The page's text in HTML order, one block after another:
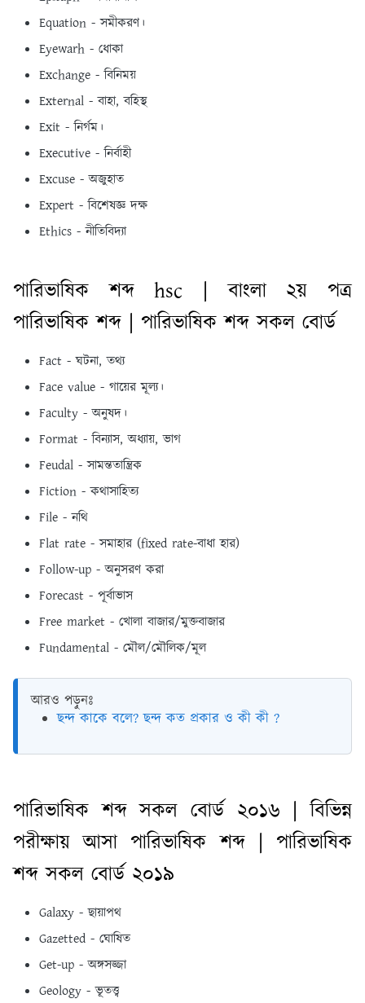
Equation - সমীকরণ।
Eyewarh - ধোকা
Exchange - বিনিময়
External - বাহা, বহিস্থ
Exit - নির্গম।
Executive - নির্বাহী
Excuse - অজুহাত
Expert - বিশেষজ্ঞ দক্ষ
Ethics - নীতিবিদ্যা
পারিভাষিক শব্দ hsc | বাংলা ২য় পত্র
পারিভাষিক শব্দ | পারিভাষিক শব্দ সকল বোর্ড
Fact - ঘটনা, তথ্য
Face value - গায়ের মূল্য।
Faculty - অনুষদ।
Format - বিন্যাস, অধ্যায়, ভাগ
Feudal - সামন্ততান্ত্রিক
Fiction - কথাসাহিত্য
File - নথি
Flat rate - সমাহার (fixed rate-বাধা হার)
Follow-up - অনুসরণ করা
Forecast - পূর্বাভাস
Free market - খােলা বাজার/মুক্তবাজার
Fundamental - মৌল/মৌলিক/মূল
আরও পড়ুনঃ
ছন্দ কাকে বলে? ছন্দ কত প্রকার ও কী কী ?
পারিভাষিক শব্দ সকল বোর্ড ২০১৬ | বিভিন্ন
পরীক্ষায় আসা পারিভাষিক শব্দ | পারিভাষিক
শব্দ সকল বোর্ড ২০১৯
Galaxy - ছায়াপথ
Gazetted - ঘােষিত
Get-up - অঙ্গসজ্জা
Geology - ভূতত্ত্ব